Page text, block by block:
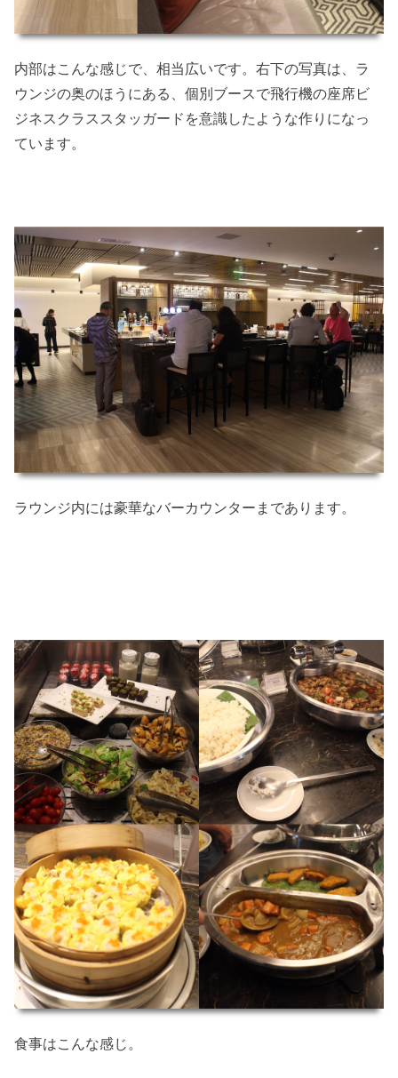
内部はこんな感じで、相当広いです。右下の写真は、ラ
ウンジの奥のほうにある、個別ブースで飛行機の座席ビ
ジネスクラススタッガードを意識したような作りになっ
ています。
ラウンジ内には豪華なバーカウンターまであります。
食事はこんな感じ。